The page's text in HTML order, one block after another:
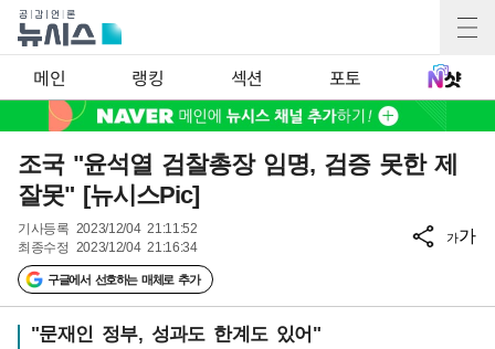
메인 랭킹 섹션 포토
조국 "윤석열 검찰총장 임명, 검증 못한 제
잘못" [뉴시스Pic]
기사등록 2023/12/04 21:11:52
최종수정 2023/12/04 21:16:34
구글에서 선호하는 매체로 추가
가가
"문재인 정부, 성과도 한계도 있어"